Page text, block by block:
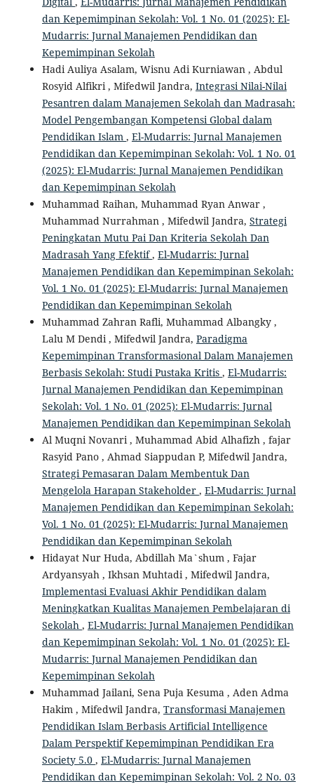
dan Kepemimpinan Sekolah: Vol. 1 No. 01 (2025): El-
Mudarris: Jurnal Manajemen Pendidikan dan
Kepemimpinan Sekolah
Hadi Auliya Asalam, Wisnu Adi Kurniawan , Abdul
Rosyid Alfikri , Mifedwil Jandra, Integrasi Nilai-Nilai
Pesantren dalam Manajemen Sekolah dan Madrasah:
Model Pengembangan Kompetensi Global dalam
Pendidikan Islam , El-Mudarris: Jurnal Manajemen
Pendidikan dan Kepemimpinan Sekolah: Vol. 1 No. 01
(2025): El-Mudarris: Jurnal Manajemen Pendidikan
dan Kepemimpinan Sekolah
Muhammad Raihan, Muhammad Ryan Anwar ,
Muhammad Nurrahman , Mifedwil Jandra, Strategi
Peningkatan Mutu Pai Dan Kriteria Sekolah Dan
Madrasah Yang Efektif, El-Mudarris: Jurnal
Manajemen Pendidikan dan Kepemimpinan Sekolah:
Vol. 1 No. 01 (2025): El-Mudarris: Jurnal Manajemen
Pendidikan dan Kepemimpinan Sekolah
Muhammad Zahran Rafli, Muhammad Albangky ,
Lalu M Dendi , Mifedwil Jandra, Paradigma
Kepemimpinan Transformasional Dalam Manajemen
Berbasis Sekolah: Studi Pustaka Kritis , El-Mudarris:
Jurnal Manajemen Pendidikan dan Kepemimpinan
Sekolah: Vol. 1 No. 01 (2025): El-Mudarris: Jurnal
Manajemen Pendidikan dan Kepemimpinan Sekolah
Al Muqni Novanri , Muhammad Abid Alhafizh , fajar
Rasyid Pano , Ahmad Siappudan P, Mifedwil Jandra,
Strategi Pemasaran Dalam Membentuk Dan
Mengelola Harapan Stakeholder , El-Mudarris: Jurnal
Manajemen Pendidikan dan Kepemimpinan Sekolah:
Vol. 1 No. 01 (2025): El-Mudarris: Jurnal Manajemen
Pendidikan dan Kepemimpinan Sekolah
Hidayat Nur Huda, Abdillah Ma`shum , Fajar
Ardyansyah , Ikhsan Muhtadi , Mifedwil Jandra,
Implementasi Evaluasi Akhir Pendidikan dalam
Meningkatkan Kualitas Manajemen Pembelajaran di
Sekolah , El-Mudarris: Jurnal Manajemen Pendidikan
dan Kepemimpinan Sekolah: Vol. 1 No. 01 (2025): El-
Mudarris: Jurnal Manajemen Pendidikan dan
Kepemimpinan Sekolah
Muhammad Jailani, Sena Puja Kesuma , Aden Adma
Hakim , Mifedwil Jandra, Transformasi Manajemen
Pendidikan Islam Berbasis Artificial Intelligence
Dalam Perspektif Kepemimpinan Pendidikan Era
Society 5.0 , El-Mudarris: Jurnal Manajemen
Pendidikan dan Kepemimpinan Sekolah: Vol. 2 No. 03